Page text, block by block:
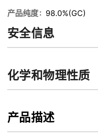
产品纯度 98.0%(GC)
安全信息
化学和物理性质
产品描述